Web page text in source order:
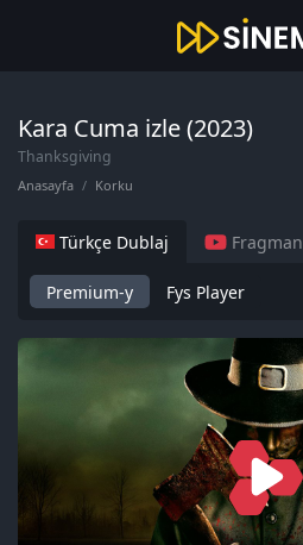
Kara Cuma izle (2023)
Thanksgiving
Anasayfa Korku
Türkçe Dublaj Fragman
Premium-y Fys Player